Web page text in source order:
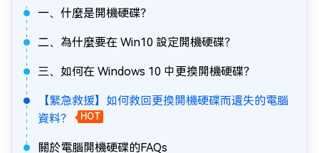
一、什麼是開機硬碟？
二、為什麼要在 Win10 設定開機硬碟？
三、如何在 Windows 10 中更換開機硬碟？
【緊急救援】如何救回更換開機硬碟而遺失的電腦
資料？
HOT
關於電腦開機硬碟的FAQs